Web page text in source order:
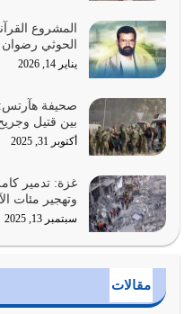
يوليو 26, 2026
أراد الله لهذه الأمة ان
بالأمر بالمعروف والنهي
يوليو 25, 2026
الدين الذي شرعه الله لا يجوز
واجتهاداتنا لأننا سنختلف
يوليو 24, 2026
أي أمة تتفرق في الدين
يجب أن نعود جميعاً الى
المشروع
الحوثي
يناير 14, 2026
بين قتيل
أكتوبر 31, 2025
وتهجير مئات
سبتمبر 13, 2025
مقالات